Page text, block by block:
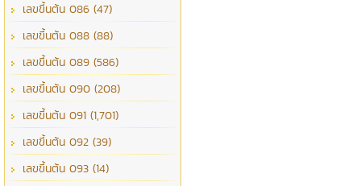
เลขขึ้นต้น 086 (47)
เลขขึ้นต้น 088 (88)
เลขขึ้นต้น 089 (586)
เลขขึ้นต้น 090 (208)
เลขขึ้นต้น 091 (1,701)
เลขขึ้นต้น 092 (39)
เลขขึ้นต้น 093 (14)